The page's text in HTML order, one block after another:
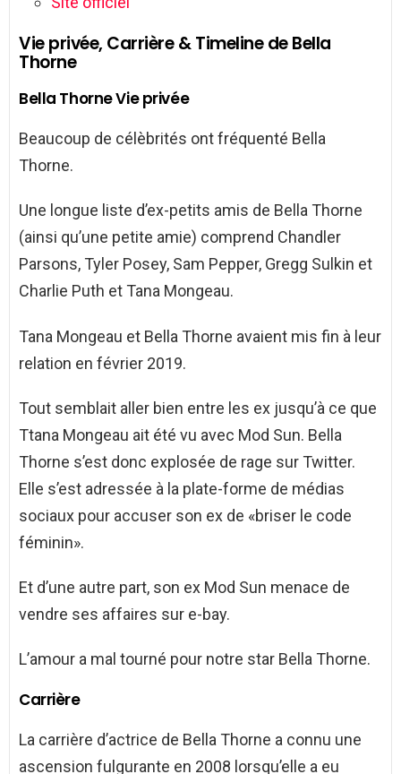
Vie privée, Carrière & Timeline de Bella
Thorne
Bella Thorne Vie privée
Beaucoup de célèbrités ont fréquenté Bella
Thorne.
Une longue liste d’ex-petits amis de Bella Thorne
(ainsi qu’une petite amie) comprend Chandler
Parsons, Tyler Posey, Sam Pepper, Gregg Sulkin et
Charlie Puth et Tana Mongeau.
Tana Mongeau et Bella Thorne avaient mis fin à leur
relation en février 2019.
Tout semblait aller bien entre les ex jusqu’à ce que
Ttana Mongeau ait été vu avec Mod Sun. Bella
Thorne s’est donc explosée de rage sur Twitter.
Elle s’est adressée à la plate-forme de médias
sociaux pour accuser son ex de «briser le code
féminin».
Et d’une autre part, son ex Mod Sun menace de
vendre ses affaires sur e-bay.
L’amour a mal tourné pour notre star Bella Thorne.
Carrière
La carrière d’actrice de Bella Thorne a connu une
ascension fulgurante en 2008 lorsqu’elle a eu